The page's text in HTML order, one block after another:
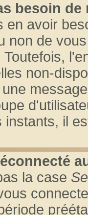
besoin de
en avoir
non de
non-
instants, il
la case